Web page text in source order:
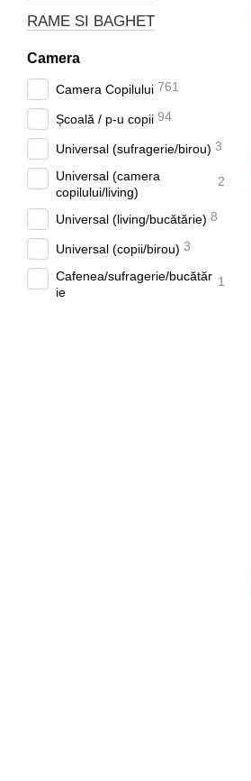
RAME SI BAGHET
Camera
Camera Copilului 761
Școală / p-u copii 94
Universal (sufragerie/birou) 3
Universal (camera
copilului/living)
2
Universal (living/bucătărie) 8
Universal (copii/birou) 3
Cafenea/sufragerie/bucătăr
ie
1